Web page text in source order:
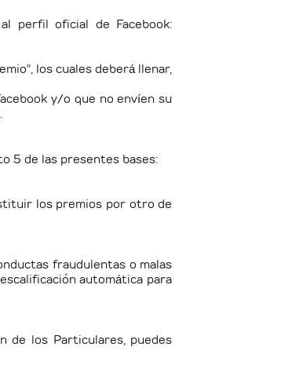
perfil oficial de Facebook:
los cuales deberá llenar,
y/o que no envíen su
5 de las presentes bases:
los premios por otro de
fraudulentas o malas
automática para
de los Particulares, puedes